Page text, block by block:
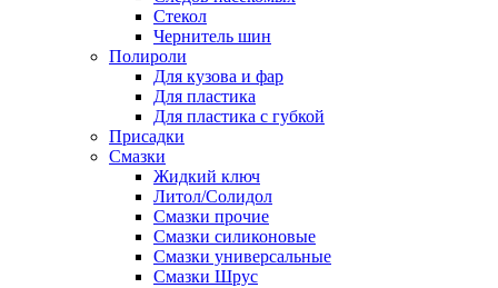
Стекол
Чернитель шин
Полироли
Для кузова и фар
Для пластика
Для пластика с губкой
Присадки
Смазки
Жидкий ключ
Литол/Солидол
Смазки прочие
Смазки силиконовые
Смазки универсальные
Смазки Шрус